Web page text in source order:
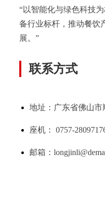
“以智能化与绿色科技
备行业标杆，推动餐饮
展。”
联系方式
地址：广东省佛山市
座机： 0757-
邮箱：